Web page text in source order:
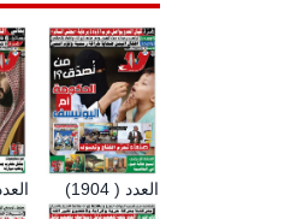
العدد ( العدد ( 1904)